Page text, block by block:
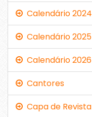
Calendário 2024
Calendário 2025
Calendário 2026
Cantores
Capa de Revista